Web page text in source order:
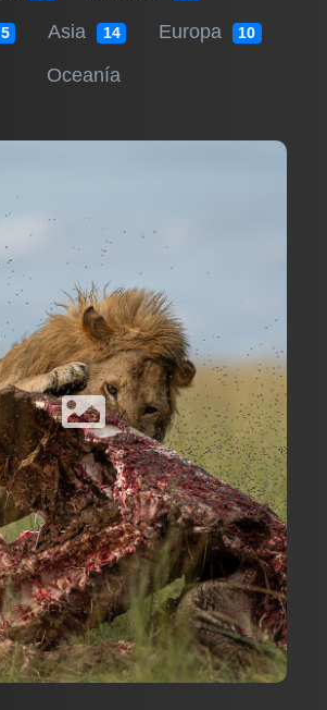
5 Asia 14 Europa 10
Oceanía